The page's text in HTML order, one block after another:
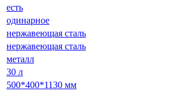
есть
одинарное
нержавеющая сталь
нержавеющая сталь
металл
30 л
500*400*1130 мм